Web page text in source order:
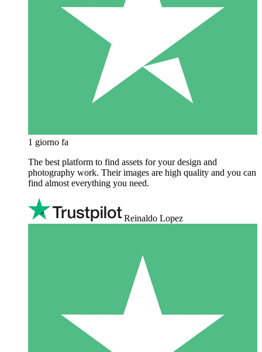
1 giorno fa
The best platform to find assets for your design and
photography work. Their images are high quality and you can
find almost everything you need.
Reinaldo Lopez